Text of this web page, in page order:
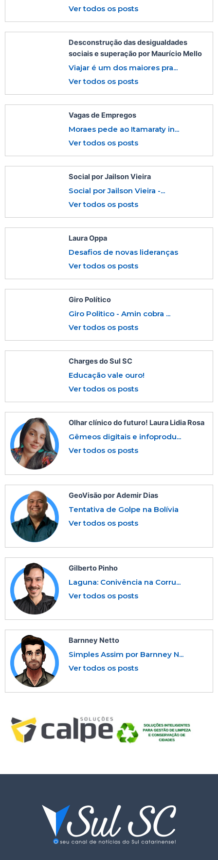
Ver todos os posts
Desconstrução das desigualdades
sociais e superação por Maurício Mello
Viajar é um dos maiores pra...
Ver todos os posts
Vagas de Empregos
Moraes pede ao Itamaraty in...
Ver todos os posts
Social por Jailson Vieira
Social por Jailson Vieira -...
Ver todos os posts
Laura Oppa
Desafios de novas lideranças
Ver todos os posts
Giro Político
Giro Politico - Amin cobra ...
Ver todos os posts
Charges do Sul SC
Educação vale ouro!
Ver todos os posts
Olhar clínico do futuro! Laura Lidia Rosa
Gêmeos digitais e infoprodu...
Ver todos os posts
GeoVisão por Ademir Dias
Tentativa de Golpe na Bolívia
Ver todos os posts
Gilberto Pinho
Laguna: Conivência na Corru...
Ver todos os posts
Barnney Netto
Simples Assim por Barnney N...
Ver todos os posts